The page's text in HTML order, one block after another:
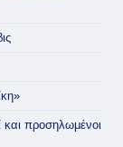
και προσηλωμένοι